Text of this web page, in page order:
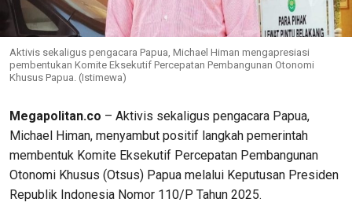
Aktivis sekaligus pengacara Papua, Michael Himan mengapresiasi
pembentukan Komite Eksekutif Percepatan Pembangunan Otonomi
Khusus Papua. (Istimewa)
Megapolitan.co – Aktivis sekaligus pengacara Papua,
Michael Himan, menyambut positif langkah pemerintah
membentuk Komite Eksekutif Percepatan Pembangunan
Otonomi Khusus (Otsus) Papua melalui Keputusan Presiden
Republik Indonesia Nomor 110/P Tahun 2025.